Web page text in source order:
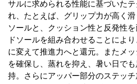
サルに求められる性能に基づいた
れ、たとえば、グリップ力が高く
ソールと、クッション性と反発性
ドソールを組み合わせることによ
に変えて推進力へと還元。またメ
を確保し、蒸れを抑え、暑い日で
持。さらにアッパー部分のステッ